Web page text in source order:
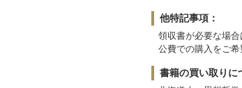
他特記事項：
領収書が必要な場合
公費での購入をご
書籍の買い取りに